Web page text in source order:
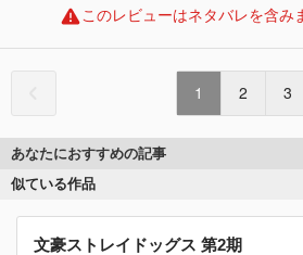
このレビューはネタバレを含み
1 2 3
あなたにおすすめの記事
似ている作品
文豪ストレイドッグス 第2期